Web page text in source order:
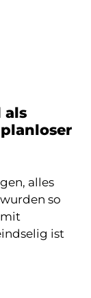
als
alles
so
mit
ist